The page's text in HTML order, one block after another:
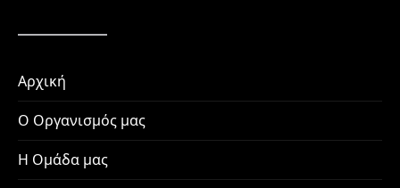
Αρχική
Ο Οργανισμός μας
Η Ομάδα μας